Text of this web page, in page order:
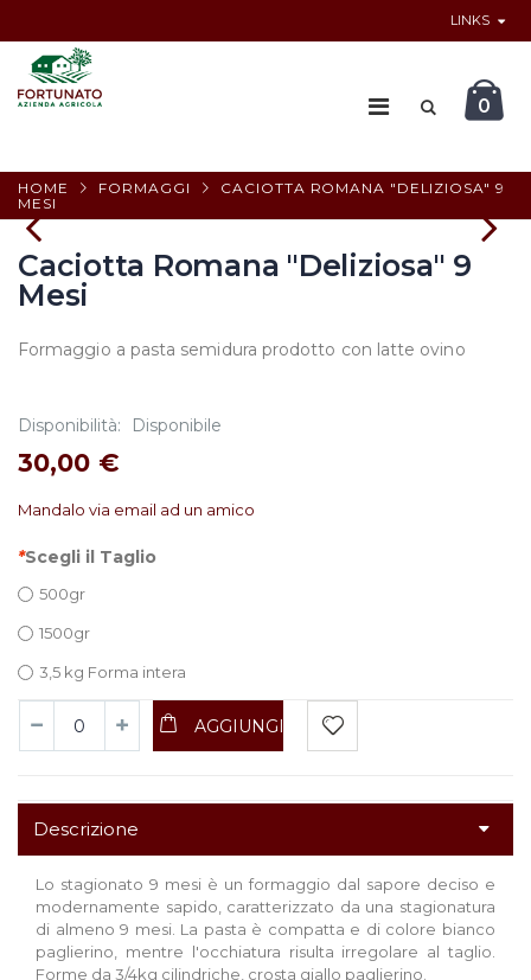
LINKS
0
HOME FORMAGGI
CACIOTTA ROMANA "DELIZIOSA" 9
MESI
Caciotta Romana "Deliziosa" 9
Mesi
Formaggio a pasta semidura prodotto con latte ovino
Disponibilità: Disponibile
30,00 €
Mandalo via email ad un amico
*Scegli il Taglio
500gr
1500gr
3,5 kg Forma intera
AGGIUNGI
Descrizione
Lo stagionato 9 mesi è un formaggio dal sapore deciso e
modernamente sapido, caratterizzato da una stagionatura
di almeno 9 mesi. La pasta è compatta e di colore bianco
paglierino, mentre l'occhiatura risulta irregolare al taglio.
Forme da 3/4kg cilindriche, crosta giallo paglierino.